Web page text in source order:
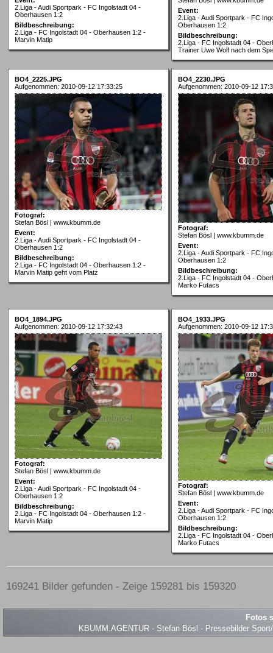
2.Liga - Audi Sportpark - FC Ingolstadt 04 -
Oberhausen 1:2
Bildbeschreibung:
2.Liga - FC Ingolstadt 04 - Oberhausen 1:2 -
Marvin Matip
Event:
2.Liga - Audi Sportpark - FC
Oberhausen 1:2
Bildbeschreibung:
2.Liga - FC Ingolstadt 04 -
Trainer Uwe Wolf nach dem
BO4_2225.JPG
Aufgenommen: 2010-09-12 17:33:25
Fotograf:
Stefan Bösl | www.kbumm.de
Event:
2.Liga - Audi Sportpark - FC Ingolstadt 04 -
Oberhausen 1:2
Bildbeschreibung:
2.Liga - FC Ingolstadt 04 - Oberhausen 1:2 -
Marvin Matip geht vom Platz
BO4_2230.JPG
Aufgenommen: 2010-09-12
Fotograf:
Stefan Bösl | www.kbumm.de
Event:
2.Liga - Audi Sportpark - FC
Oberhausen 1:2
Bildbeschreibung:
2.Liga - FC Ingolstadt 04 -
Marko Futacs
BO4_1894.JPG
Aufgenommen: 2010-09-12 17:32:43
Fotograf:
Stefan Bösl | www.kbumm.de
Event:
2.Liga - Audi Sportpark - FC Ingolstadt 04 -
Oberhausen 1:2
Bildbeschreibung:
2.Liga - FC Ingolstadt 04 - Oberhausen 1:2 -
Marvin Matip
BO4_1933.JPG
Aufgenommen: 2010-09-12
Fotograf:
Stefan Bösl | www.kbumm.de
Event:
2.Liga - Audi Sportpark - FC
Oberhausen 1:2
Bildbeschreibung:
2.Liga - FC Ingolstadt 04 -
Marko Futacs
169241 Bilder gefunden - Zeige 159281 bis 159320
Fotos
KBUMM.AGENTUR - Stefan Bösl - Pressebilder